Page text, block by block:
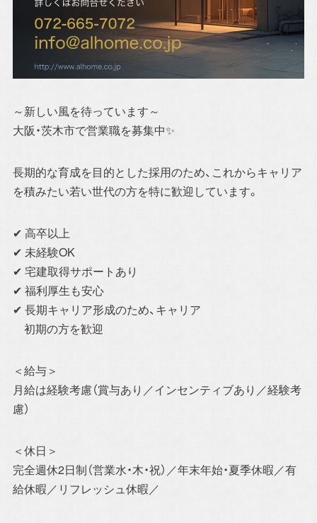
お気軽にご参加ください！
見学会やセミナーを実施しております。
は実際に住まいの空間をご体感いただけ、セミナーで
子様連れでも安心してご参加ください。
～新しい風を待っています～
大阪・茨木市で営業職を募集中✨
長期的な育成を目的とした採用のため、これからキャリア
を積みたい若い世代の方を特に歓迎しています。
✔ 高卒以上
✔ 未経験OK
✔ 宅建取得サポートあり
✔ 福利厚生も安心
✔ 長期キャリア形成のため、キャリア
初期の方を歓迎
＜給与＞
月給は経験考慮（賞与あり／インセンティブあり／経験考
慮）
＜休日＞
完全週休2日制（営業水・木・祝）／年末年始・夏季休暇／有
給休暇／リフレッシュ休暇／